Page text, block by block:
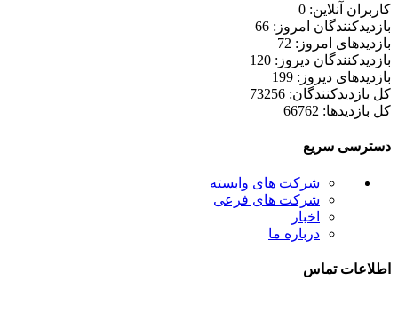
کاربران آنلاین: 0
بازدیدکنندگان امروز: 66
بازدیدهای امروز: 72
بازدیدکنندگان دیروز: 120
بازدیدهای دیروز: 199
کل بازدیدکنند‌گان: 73256
کل بازدیدها: 66762
دسترسی سریع
شرکت های وابسته
شرکت های فرعی
اخبار
درباره ما
اطلاعات تماس